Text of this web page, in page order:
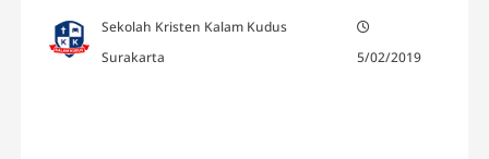
Sekolah Kristen Kalam Kudus
Surakarta
5/02/2019